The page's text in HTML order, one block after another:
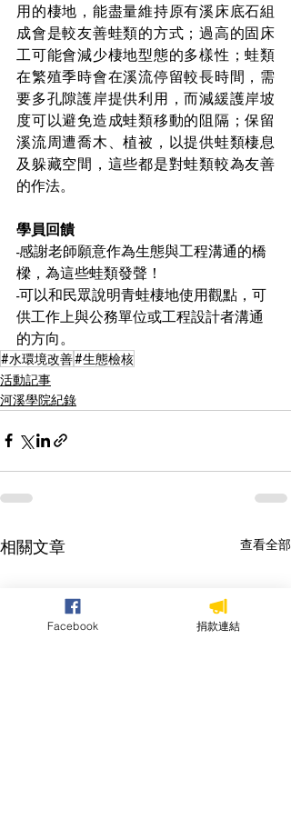
用的棲地，能盡量維持原有溪床底石組
成會是較友善蛙類的方式；過高的固床
工可能會減少棲地型態的多樣性；蛙類
在繁殖季時會在溪流停留較長時間，需
要多孔隙護岸提供利用，而減緩護岸坡
度可以避免造成蛙類移動的阻隔；保留
溪流周遭喬木、植被，以提供蛙類棲息
及躲藏空間，這些都是對蛙類較為友善
的作法。
學員回饋
-感謝老師願意作為生態與工程溝通的橋
樑，為這些蛙類發聲！
-可以和民眾說明青蛙棲地使用觀點，可
供工作上與公務單位或工程設計者溝通
的方向。
#水環境改善#生態檢核
活動記事
河溪學院紀錄
相關文章 查看全部
Facebook 捐款連結